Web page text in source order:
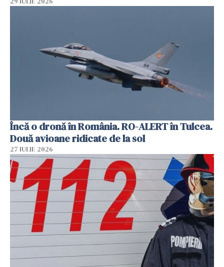
Încă o dronă în România. RO-ALERT în Tulcea.
Două avioane ridicate de la sol
27 IULIE 2026